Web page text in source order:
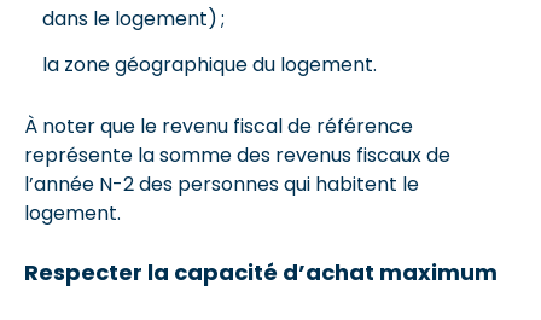
dans le logement) ;
la zone géographique du logement.
À noter que le revenu fiscal de référence
représente la somme des revenus fiscaux de
l’année N-2 des personnes qui habitent le
logement.
Respecter la capacité d’achat maximum